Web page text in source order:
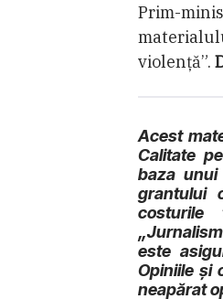
Prim-
violență”.
Acest
Calitate
baza unui
grantului
costurile
este
Opiniile și
neapărat